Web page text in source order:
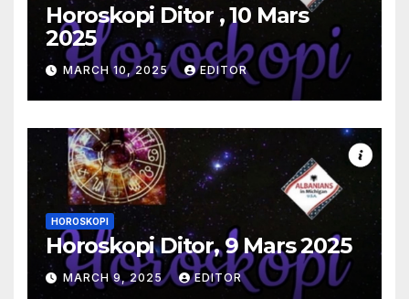
Horoskopi Ditor , 10 Mars
2025
MARCH 10, 2025 EDITOR
HOROSKOPI
Horoskopi Ditor, 9 Mars 2025
MARCH 9, 2025 EDITOR